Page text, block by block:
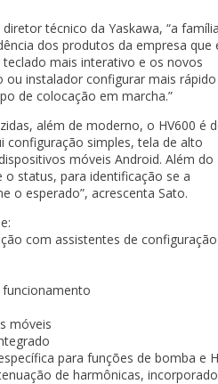
técnico da Yaskawa, “a família
dos produtos da empresa que
mais interativo e os novos
ou instalador configurar mais rápido
de colocação em marcha.”
além de moderno, o HV600 é
configuração simples, tela de alto
móveis Android. Além do
o status, para identificação se a
o esperado”, acrescenta Sato.
com assistentes de configuração
móveis
para funções de bomba e
de harmônicas,